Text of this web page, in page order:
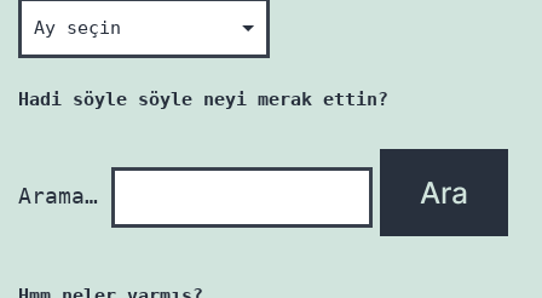
Okunmamış
her
yazı
Hadi söyle söyle neyi merak ettin?
Arama…